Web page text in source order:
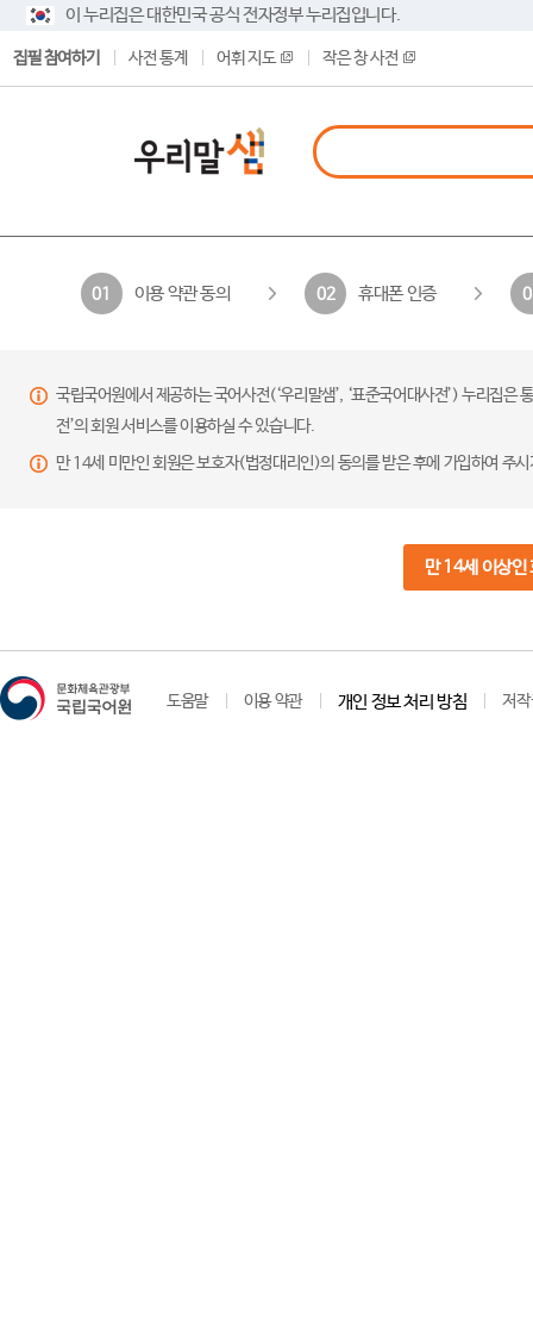
이 누리집은 대한민국 공식 전자정부 누리집입니다.
집필 참여하기 사전 통계 어휘 지도 작은 창 사전
01 이용 약관 동의 02 휴대폰 인증
국립국어원에서 제공하는 국어사전(‘우리말샘’, ‘표준국어대사전’) 누리집
전’의 회원 서비스를 이용하실 수 있습니다.
만 14세 미만인 회원은 보호자(법정대리인)의 동의를 받은 후에 가입하여 주
만 14세 이상인
도움말 이용 약관 개인 정보 처리 방침 저